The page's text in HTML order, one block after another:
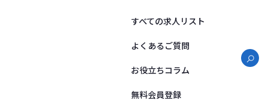
すべての求人リスト
よくあるご質問
お役立ちコラム
無料会員登録